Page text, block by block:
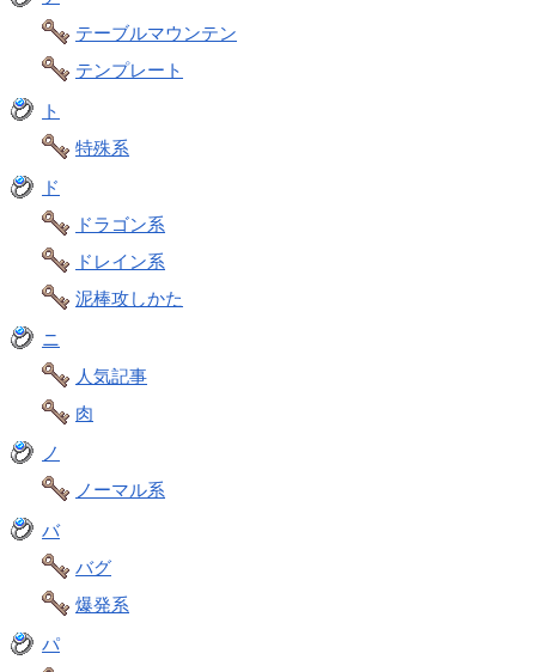
テーブルマウンテン
テンプレート
ト
特殊系
ド
ドラゴン系
ドレイン系
泥棒攻しかた
ニ
人気記事
肉
ノ
ノーマル系
バ
バグ
爆発系
パ